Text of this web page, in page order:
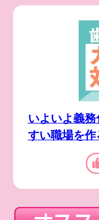
いよいよ義
すい職場を作